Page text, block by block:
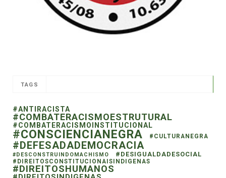
TAGS
#ANTIRACISTA
#COMBATERACISMOESTRUTURAL
#COMBATERACISMOINSTITUCIONAL
#CONSCIENCIANEGRA #CULTURANEGRA
#DEFESADADEMOCRACIA
#DESCONSTRUINDOMACHISMO #DESIGUALDADESOCIAL
#DIREITOSCONSTITUCIONAISINDIGENAS
#DIREITOSHUMANOS